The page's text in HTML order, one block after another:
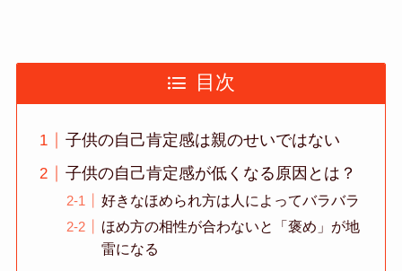
目次
子供の自己肯定感は親のせいではない
子供の自己肯定感が低くなる原因とは？
好きなほめられ方は人によってバラバラ
ほめ方の相性が合わないと「褒め」が地
雷になる